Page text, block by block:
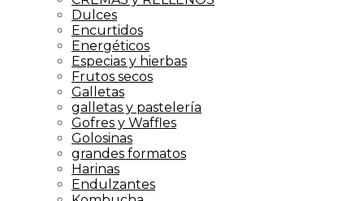
Dulces
Encurtidos
Energéticos
Especias y hierbas
Frutos secos
Galletas
galletas y pastelería
Gofres y Waffles
Golosinas
grandes formatos
Harinas
Endulzantes